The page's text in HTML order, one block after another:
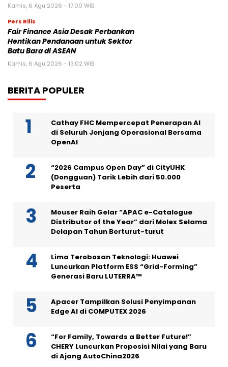
Kamis, 6 Agu 2026 - 17:00 WIB
Pers Rilis
Fair Finance Asia Desak Perbankan
Hentikan Pendanaan untuk Sektor
Batu Bara di ASEAN
Kamis, 6 Agu 2026 - 13:02 WIB
BERITA POPULER
Cathay FHC Mempercepat Penerapan AI
di Seluruh Jenjang Operasional Bersama
OpenAI
“2026 Campus Open Day” di CityUHK
(Dongguan) Tarik Lebih dari 50.000
Peserta
Mouser Raih Gelar “APAC e-Catalogue
Distributor of the Year” dari Molex Selama
Delapan Tahun Berturut-turut
Lima Terobosan Teknologi: Huawei
Luncurkan Platform ESS “Grid-Forming”
Generasi Baru LUTERRA™
Apacer Tampilkan Solusi Penyimpanan
Edge AI di COMPUTEX 2026
“For Family, Towards a Better Future!”
CHERY Luncurkan Proposisi Nilai yang Baru
di Ajang AutoChina2026